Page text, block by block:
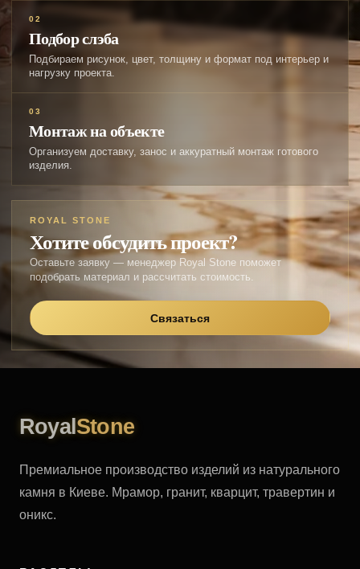
02
Подбор слэба
Подбираем рисунок, цвет, толщину и формат под интерьер и
нагрузку проекта.
03
Монтаж на объекте
Организуем доставку, занос и аккуратный монтаж готового
изделия.
ROYAL STONE
Хотите обсудить проект?
Оставьте заявку — менеджер Royal Stone поможет
подобрать материал и рассчитать стоимость.
Связаться
Royal Stone
Премиальное производство изделий из натурального
камня в Киеве. Мрамор, гранит, кварцит, травертин и
оникс.